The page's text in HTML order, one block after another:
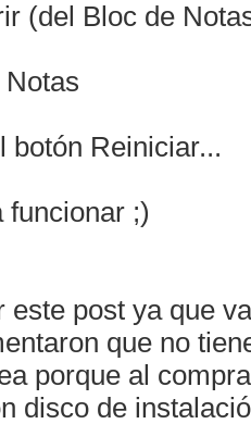
(del Bloc de
botón Reiniciar...
funcionar ;)
este post ya que
que no
porque al
disco de